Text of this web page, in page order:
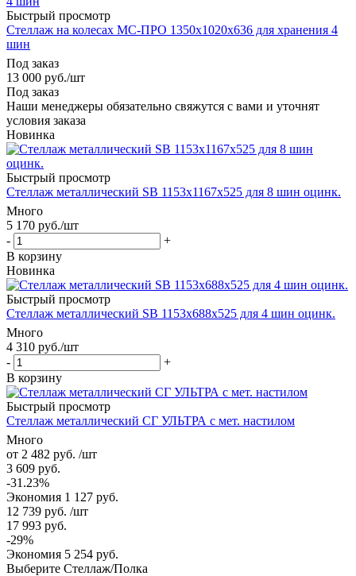
Быстрый просмотр
Стеллаж на колесах МС-ПРО 1350x1020x636 для хранения 4
шин
Под заказ
13 000 руб./шт
Под заказ
Наши менеджеры обязательно свяжутся с вами и уточнят
условия заказа
Новинка
Быстрый просмотр
Стеллаж металлический SB 1153x1167x525 для 8 шин оцинк.
Много
5 170 руб./шт
-
+
В корзину
Новинка
Быстрый просмотр
Стеллаж металлический SB 1153x688x525 для 4 шин оцинк.
Много
4 310 руб./шт
-
+
В корзину
Быстрый просмотр
Стеллаж металлический СГ УЛЬТРА с мет. настилом
Много
от 2 482 руб. /шт
3 609 руб.
-31.23%
Экономия 1 127 руб.
12 739 руб. /шт
17 993 руб.
-29%
Экономия 5 254 руб.
Выберите Стеллаж/Полка